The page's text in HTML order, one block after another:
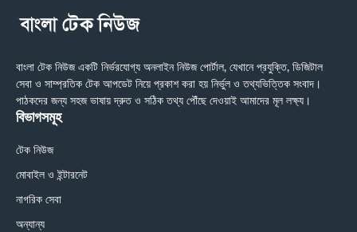
বাংলা টেক নিউজ একটি নির্ভরযোগ্য অনলাইন নিউজ পোর্টাল, যেখানে প্রযুক্তি, ডিজিটাল
সেবা ও সাম্প্রতিক টেক আপডেট নিয়ে প্রকাশ করা হয় নির্ভুল ও তথ্যভিত্তিক সংবাদ।
পাঠকদের জন্য সহজ ভাষায় দ্রুত ও সঠিক তথ্য পৌঁছে দেওয়াই আমাদের মূল লক্ষ্য।
বিভাগসমূহ
টেক নিউজ
মোবাইল ও ইন্টারনেট
নাগরিক সেবা
অন্যান্য